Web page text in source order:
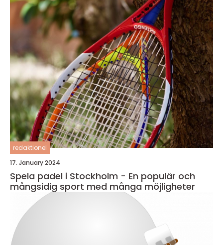
redaktionel
17. January 2024
Spela padel i Stockholm - En populär och
mångsidig sport med många möjligheter